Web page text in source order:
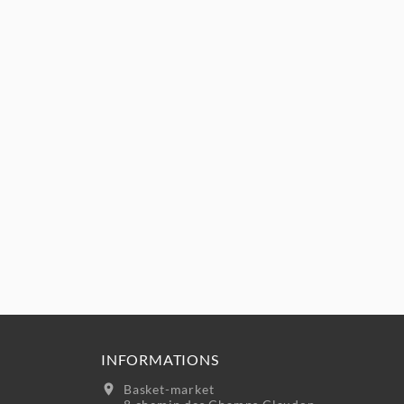
INFORMATIONS
location_on
Basket-market